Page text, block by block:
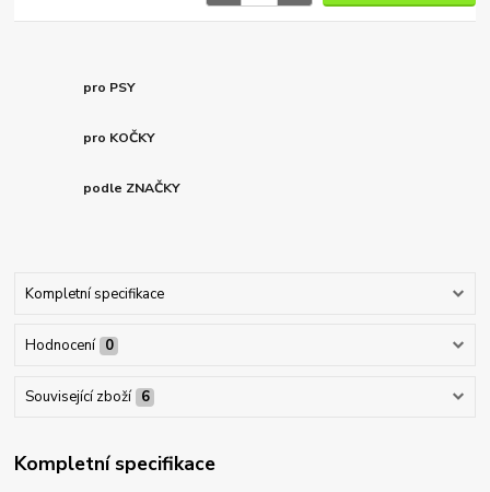
pro PSY
pro KOČKY
podle ZNAČKY
Kompletní specifikace
Hodnocení 0
Související zboží 6
Kompletní specifikace